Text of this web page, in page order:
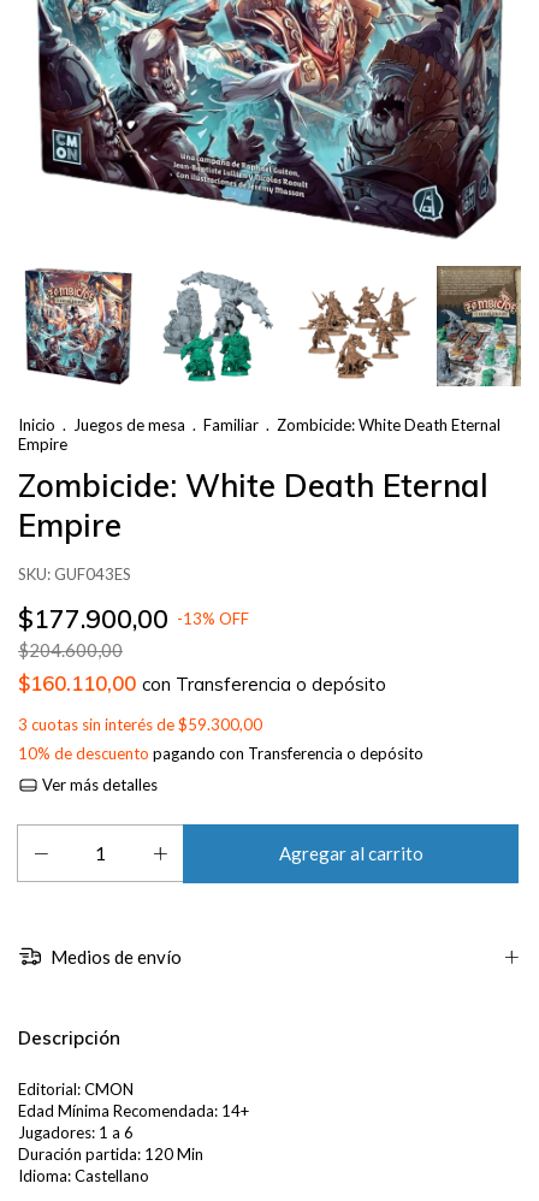
Inicio . Juegos de mesa . Familiar . Zombicide: White Death Eternal
Empire
Zombicide: White Death Eternal
Empire
SKU: GUF043ES
$177.900,00 -13% OFF
$204.600,00
$160.110,00 con Transferencia o depósito
3 cuotas sin interés de$59.300,00
10% de descuento pagando con Transferencia o depósito
Ver más detalles
Medios de envío
Descripción
Editorial: CMON
Edad Mínima Recomendada: 14+
Jugadores: 1 a 6
Duración partida: 120 Min
Idioma: Castellano